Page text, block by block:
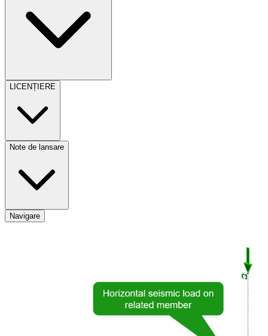
LICENȚIERE
Note de lansare
Navigare